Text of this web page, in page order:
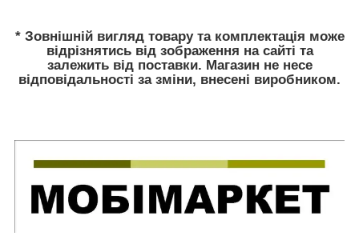
* Зовнішній вигляд товару та комплектація може
відрізнятись від зображення на сайті та
залежить від поставки. Магазин не несе
відповідальності за зміни, внесені виробником.